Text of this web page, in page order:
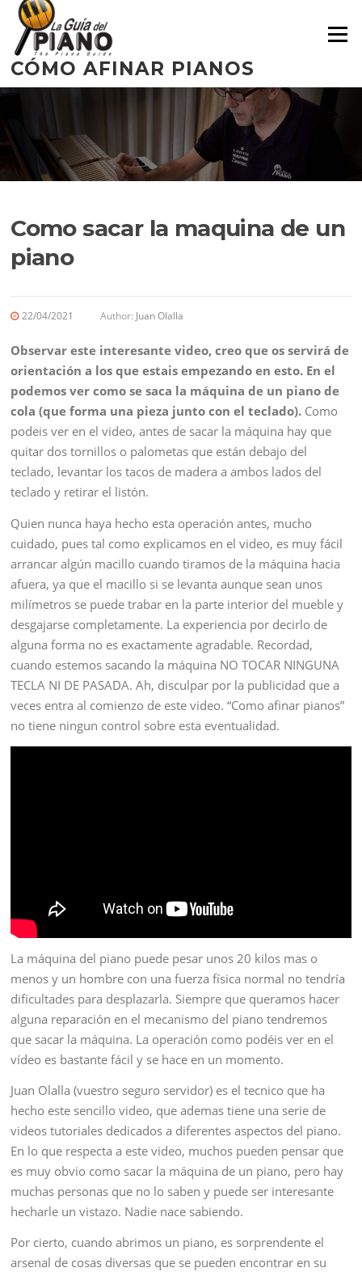
Skip
content
CÓMO AFINAR PIANOS
Menu
Como sacar la maquina de un
piano
22/04/2021 Author: Juan Olalla
Observar este interesante video, creo que os servirá de
orientación a los que estais empezando en esto. En el
podemos ver como se saca la máquina de un piano de
cola (que forma una pieza junto con el teclado). Como
podeis ver en el video, antes de sacar la máquina hay que
quitar dos tornillos o palometas que están debajo del
teclado, levantar los tacos de madera a ambos lados del
teclado y retirar el listón.
Quien nunca haya hecho esta operación antes, mucho
cuidado, pues tal como explicamos en el video, es muy fácil
arrancar algún macillo cuando tiramos de la máquina hacia
afuera, ya que el macillo si se levanta aunque sean unos
milímetros se puede trabar en la parte interior del mueble y
desgajarse completamente. La experiencia por decirlo de
alguna forma no es exactamente agradable. Recordad,
cuando estemos sacando la máquina NO TOCAR NINGUNA
TECLA NI DE PASADA. Ah, disculpar por la publicidad que a
veces entra al comienzo de este video. “Como afinar pianos”
no tiene ningun control sobre esta eventualidad.
La máquina del piano puede pesar unos 20 kilos mas o
menos y un hombre con una fuerza física normal no tendría
dificultades para desplazarla. Siempre que queramos hacer
alguna reparación en el mecanismo del piano tendremos
que sacar la máquina. La operación como podéis ver en el
vídeo es bastante fácil y se hace en un momento.
Juan Olalla (vuestro seguro servidor) es el tecnico que ha
hecho este sencillo video, que ademas tiene una serie de
videos tutoriales dedicados a diferentes aspectos del piano.
En lo que respecta a este video, muchos pueden pensar que
es muy obvio como sacar la máquina de un piano, pero hay
muchas personas que no lo saben y puede ser interesante
hecharle un vistazo. Nadie nace sabiendo.
Por cierto, cuando abrimos un piano, es sorprendente el
arsenal de cosas diversas que se pueden encontrar en su